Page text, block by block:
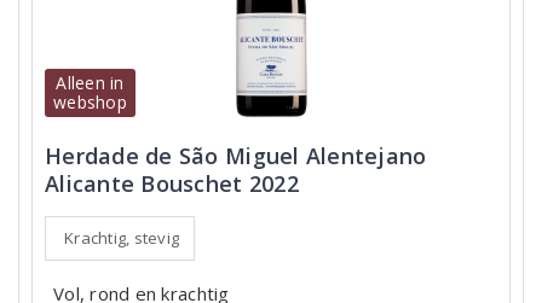
Alleen in
webshop
Herdade de São Miguel Alentejano
Alicante Bouschet 2022
Krachtig, stevig
Vol, rond en krachtig